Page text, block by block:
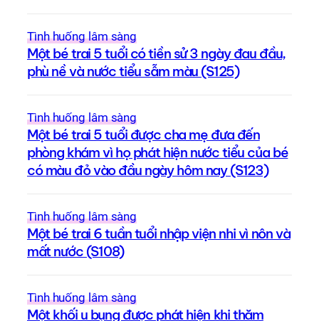
Tình huống lâm sàng
Một bé trai 5 tuổi có tiền sử 3 ngày đau đầu,
phù nề và nước tiểu sẫm màu (S125)
Tình huống lâm sàng
Một bé trai 5 tuổi được cha mẹ đưa đến
phòng khám vì họ phát hiện nước tiểu của bé
có màu đỏ vào đầu ngày hôm nay (S123)
Tình huống lâm sàng
Một bé trai 6 tuần tuổi nhập viện nhi vì nôn và
mất nước (S108)
Tình huống lâm sàng
Một khối u bụng được phát hiện khi thăm